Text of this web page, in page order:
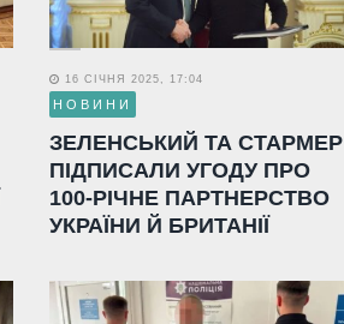
16 СІЧНЯ 2025, 17:04
НОВИНИ
ЗЕЛЕНСЬКИЙ ТА СТАРМЕР
ПІДПИСАЛИ УГОДУ ПРО
100-РІЧНЕ ПАРТНЕРСТВО
УКРАЇНИ Й БРИТАНІЇ